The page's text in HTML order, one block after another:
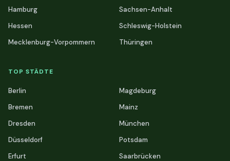
Hamburg
Hessen
Mecklenburg-Vorpommern
Sachsen-Anhalt
Schleswig-Holstein
Thüringen
TOP STÄDTE
Berlin
Bremen
Dresden
Düsseldorf
Erfurt
Magdeburg
Mainz
München
Potsdam
Saarbrücken